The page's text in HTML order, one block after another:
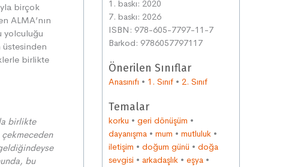
birçok
ALMA’nın
yolculuğu
üstesinden
birlikte
birlikte
bu
1. baskı: 2020
7. baskı: 2026
ISBN: 978-605-7797-11-7
Barkod: 9786057797117
Önerilen Sınıflar
Anasınıfı • 1. Sınıf • 2. Sınıf
Temalar
korku • geri dönüşüm •
dayanışma • mum • mutluluk •
iletişim • doğum günü • doğa
sevgisi • arkadaşlık • eşya •